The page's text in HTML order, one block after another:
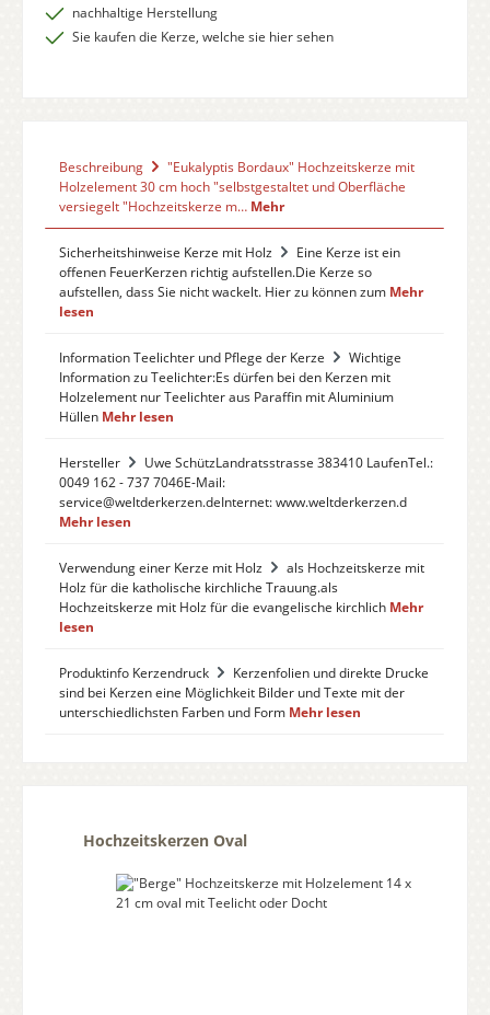
nachhaltige Herstellung
Sie kaufen die Kerze, welche sie hier sehen
Beschreibung
"Eukalyptis Bordaux" Hochzeitskerze mit
Holzelement 30 cm hoch "selbstgestaltet und Oberfläche
versiegelt "Hochzeitskerze m… Mehr
Sicherheitshinweise Kerze mit Holz
Eine Kerze ist ein
offenen FeuerKerzen richtig aufstellen.Die Kerze so
aufstellen, dass Sie nicht wackelt. Hier zu können zum Mehr
lesen
Information Teelichter und Pflege der Kerze
Wichtige
Information zu Teelichter:Es dürfen bei den Kerzen mit
Holzelement nur Teelichter aus Paraffin mit Aluminium
Hüllen Mehr lesen
Hersteller
Uwe SchützLandratsstrasse 383410 LaufenTel.:
0049 162 - 737 7046E-Mail:
service@weltderkerzen.deInternet: www.weltderkerzen.d
Mehr lesen
Verwendung einer Kerze mit Holz
als Hochzeitskerze mit
Holz für die katholische kirchliche Trauung.als
Hochzeitskerze mit Holz für die evangelische kirchlich Mehr
lesen
Produktinfo Kerzendruck
Kerzenfolien und direkte Drucke
sind bei Kerzen eine Möglichkeit Bilder und Texte mit der
unterschiedlichsten Farben und Form Mehr lesen
Produktgalerie überspringen
Hochzeitskerzen Oval